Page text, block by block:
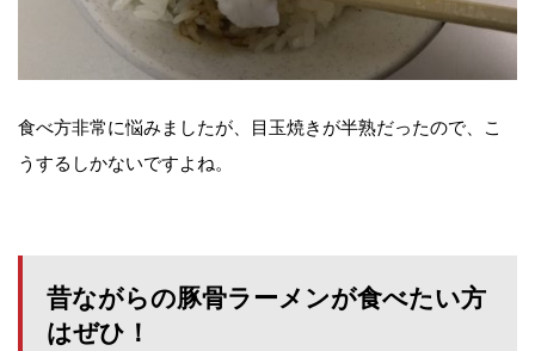
食べ方非常に悩みましたが、目玉焼きが半熟だったので、こ
うするしかないですよね。
昔ながらの豚骨ラーメンが食べたい方
はぜひ！